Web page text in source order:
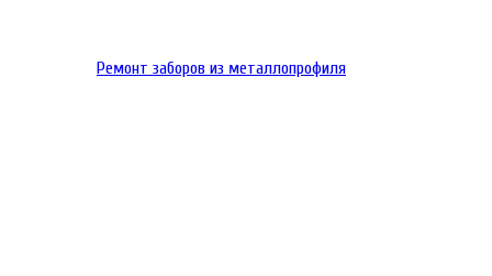
Ремонт заборов из металлопрофиля